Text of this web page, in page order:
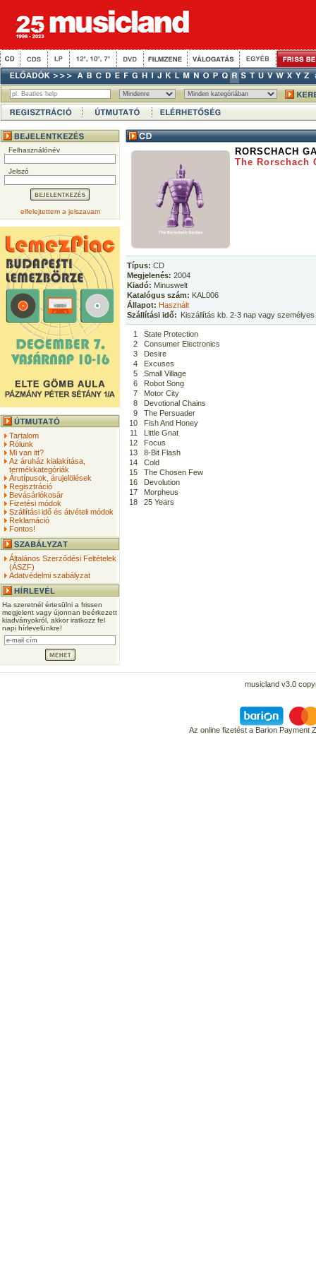
Felhasználónév
Jelszó
elfelejtettem a jelszavam
Tartalom
Rólunk
Mi van itt?
Az áruház kialakítása,
termékkategóriák
Árutípusok, árujelölések
Regisztráció
Bevásárlókosár
Fizetési módok
Szállítási idő és átvételi módok
Reklamáció
Fontos!
Általános Szerződési Feltételek
(ÁSZF)
Adatvédelmi szabályzat
Ha szeretnél értesülni a frissen
megjelent vagy újonnan beérkezett
kiadványokról, akkor iratkozz fel
napi hírlevelünkre!
RORSCHACH
The Rorschach
Típus: CD
Megjelenés: 2004
Kiadó: Minuswelt
Katalógus szám: KAL006
Állapot: Használt
Szállítási idő: Kiszállítás kb. 2-3 nap vagy
1
State Protection
2
Consumer Electronics
3
Desire
4
Excuses
5
Small Village
6
Robot Song
7
Motor City
8
Devotional Chains
9
The Persuader
10
Fish And Honey
11
Little Gnat
12
Focus
13
8-Bit Flash
14
Cold
15
The Chosen Few
16
Devolution
17
Morpheus
18
25 Years
musicland v3.0
Az online fizetést a Barion Payment